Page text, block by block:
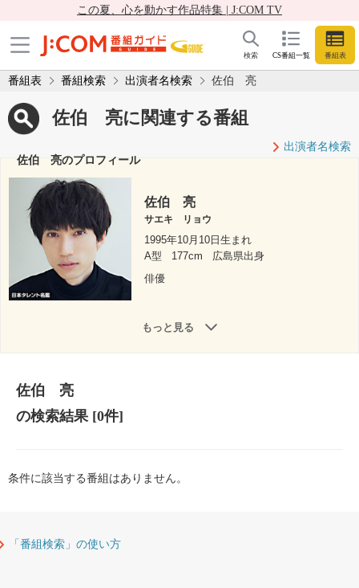
この夏、心を動かす作品特集 | J:COM TV
CS番組一覧 番組表
検索
番組表 番組検索 出演者名検索 佐伯 亮
佐伯 亮に関連する番組
出演者名検索
佐伯 亮のプロフィール
佐伯 亮
サエキ リョウ
1995年10月10日生まれ
A型
177cm
広島県出身
俳優
もっと見る
佐伯 亮
の検索結果[0件]
条件に該当する番組はありません。
「番組検索」の使い方